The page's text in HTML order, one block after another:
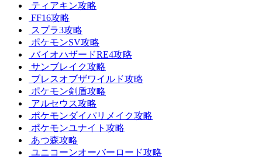
ティアキン攻略
FF16攻略
スプラ3攻略
ポケモンSV攻略
バイオハザードRE4攻略
サンブレイク攻略
ブレスオブザワイルド攻略
ポケモン剣盾攻略
アルセウス攻略
ポケモンダイパリメイク攻略
ポケモンユナイト攻略
あつ森攻略
ユニコーンオーバーロード攻略